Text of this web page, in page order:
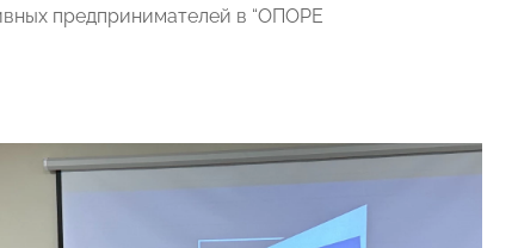
предпринимателей в “ОПОРЕ